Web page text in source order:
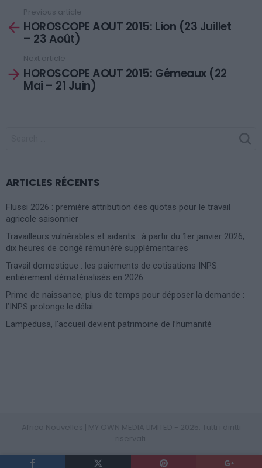
more
Previous article
HOROSCOPE AOUT 2015: Lion (23 Juillet
– 23 Août)
Next article
HOROSCOPE AOUT 2015: Gémeaux (22
Mai – 21 Juin)
ARTICLES RÉCENTS
Flussi 2026 : première attribution des quotas pour le travail
agricole saisonnier
Travailleurs vulnérables et aidants : à partir du 1er janvier 2026,
dix heures de congé rémunéré supplémentaires
Travail domestique : les paiements de cotisations INPS
entièrement dématérialisés en 2026
Prime de naissance, plus de temps pour déposer la demande :
l’INPS prolonge le délai
Lampedusa, l’accueil devient patrimoine de l’humanité
PRIVACY POLICY